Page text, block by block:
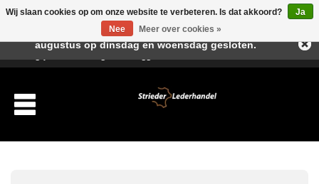
Wij slaan cookies op om onze website te verbeteren. Is dat akkoord?
Ja
Nee
Meer over cookies »
Beste klant, I.v.m. de vakantieperiode zijn wij in juli en
augustus op dinsdag en woensdag gesloten.